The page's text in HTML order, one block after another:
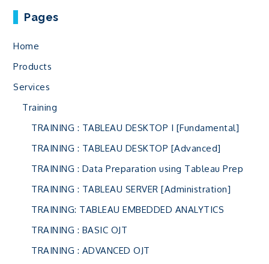
Pages
Home
Products
Services
Training
TRAINING : TABLEAU DESKTOP I [Fundamental]
TRAINING : TABLEAU DESKTOP [Advanced]
TRAINING : Data Preparation using Tableau Prep
TRAINING : TABLEAU SERVER [Administration]
TRAINING: TABLEAU EMBEDDED ANALYTICS
TRAINING : BASIC OJT
TRAINING : ADVANCED OJT